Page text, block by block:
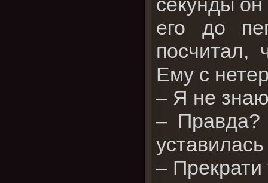
его до
посчитал,
Ему с
– Я не знаю
– Правда?
– Прекрати